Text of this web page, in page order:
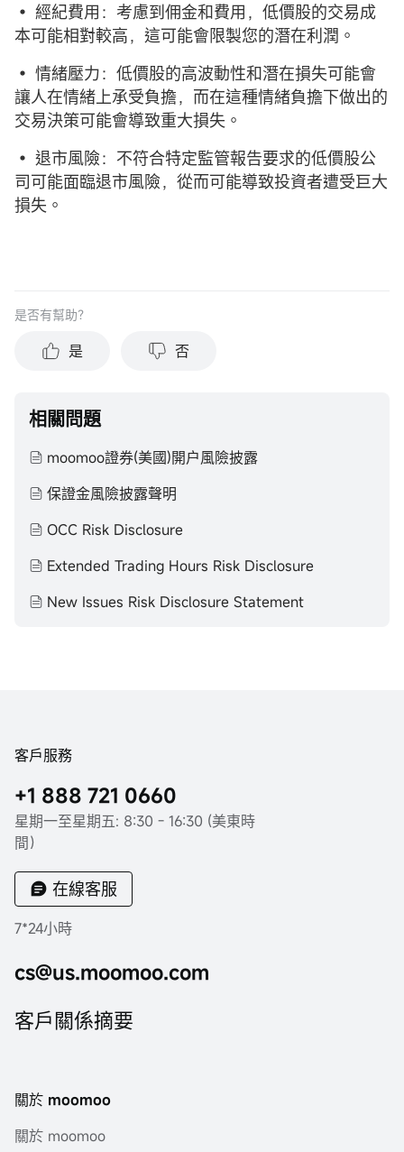
• 經紀費用：考慮到佣金和費用，低價股的交易成
本可能相對較高，這可能會限製您的潛在利潤。
• 情緒壓力：低價股的高波動性和潛在損失可能會
讓人在情緒上承受負擔，而在這種情緒負擔下做出的
交易決策可能會導致重大損失。
• 退市風險：不符合特定監管報告要求的低價股公
司可能面臨退市風險，從而可能導致投資者遭受巨大
損失。
是否有幫助？
是 否
相關問題
moomoo證券(美國)開户風險披露
保證金風險披露聲明
OCC Risk Disclosure
Extended Trading Hours Risk Disclosure
New Issues Risk Disclosure Statement
客戶服務
+1 888 721 0660
星期一至星期五: 8:30 - 16:30 (美東時
間）
在線客服
7*24小時
cs@us.moomoo.com
客戶關係摘要
關於 moomoo
關於 moomoo